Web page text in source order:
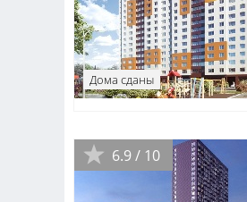
Дома сданы
6.9 / 10